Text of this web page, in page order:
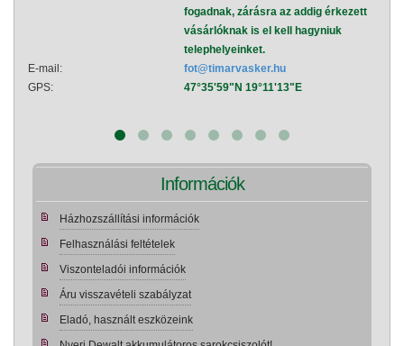
fogadnak, zárásra az addig érkezett
vásárlóknak is el kell hagyniuk
telephelyeinket.
E-mail:
fot@timarvasker.hu
GPS:
47°35'59"N 19°11'13"E
Információk
Házhozszállítási információk
Felhasználási feltételek
Viszonteladói információk
Áru visszavételi szabályzat
Eladó, használt eszközeink